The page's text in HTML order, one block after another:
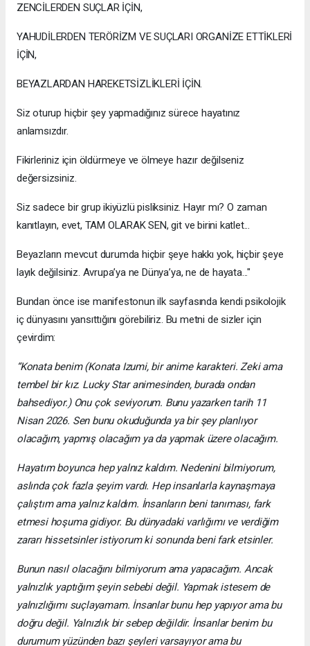
ZENCİLERDEN SUÇLAR İÇİN,
YAHUDİLERDEN TERÖRİZM VE SUÇLARI ORGANİZE ETTİKLERİ
İÇİN,
BEYAZLARDAN HAREKETSİZLİKLERİ İÇİN.
Siz oturup hiçbir şey yapmadığınız sürece hayatınız
anlamsızdır.
Fikirleriniz için öldürmeye ve ölmeye hazır değilseniz
değersizsiniz.
Siz sadece bir grup ikiyüzlü pisliksiniz. Hayır mı? O zaman
kanıtlayın, evet, TAM OLARAK SEN, git ve birini katlet...
Beyazların mevcut durumda hiçbir şeye hakkı yok, hiçbir şeye
layık değilsiniz. Avrupa’ya ne Dünya’ya, ne de hayata..."
Bundan önce ise manifestonun ilk sayfasında kendi psikolojik
iç dünyasını yansıttığını görebiliriz. Bu metni de sizler için
çevirdim:
“Konata benim (Konata Izumi, bir anime karakteri. Zeki ama
tembel bir kız. Lucky Star animesinden, burada ondan
bahsediyor.) Onu çok seviyorum. Bunu yazarken tarih 11
Nisan 2026. Sen bunu okuduğunda ya bir şey planlıyor
olacağım, yapmış olacağım ya da yapmak üzere olacağım.
Hayatım boyunca hep yalnız kaldım. Nedenini bilmiyorum,
aslında çok fazla şeyim vardı. Hep insanlarla kaynaşmaya
çalıştım ama yalnız kaldım. İnsanların beni tanıması, fark
etmesi hoşuma gidiyor. Bu dünyadaki varlığımı ve verdiğim
zararı hissetsinler istiyorum ki sonunda beni fark etsinler.
Bunun nasıl olacağını bilmiyorum ama yapacağım. Ancak
yalnızlık yaptığım şeyin sebebi değil. Yapmak istesem de
yalnızlığımı suçlayamam. İnsanlar bunu hep yapıyor ama bu
doğru değil. Yalnızlık bir sebep değildir. İnsanlar benim bu
durumum yüzünden bazı şeyleri varsayıyor ama bu